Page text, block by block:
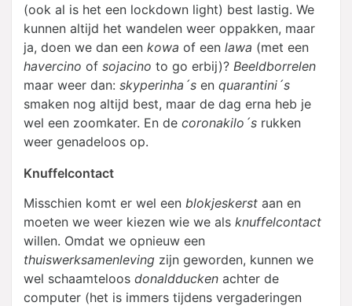
(ook al is het een lockdown light) best lastig. We
kunnen altijd het wandelen weer oppakken, maar
ja, doen we dan een kowa of een lawa (met een
havercino of sojacino to go erbij)? Beeldborrelen
maar weer dan: skyperinha´s en quarantini´s
smaken nog altijd best, maar de dag erna heb je
wel een zoomkater. En de coronakilo´s rukken
weer genadeloos op.
Knuffelcontact
Misschien komt er wel een blokjeskerst aan en
moeten we weer kiezen wie we als knuffelcontact
willen. Omdat we opnieuw een
thuiswerksamenleving zijn geworden, kunnen we
wel schaamteloos donaldducken achter de
computer (het is immers tijdens vergaderingen